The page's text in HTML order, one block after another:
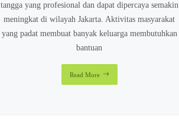
tangga yang profesional dan dapat dipercaya semakin
meningkat di wilayah Jakarta. Aktivitas masyarakat
yang padat membuat banyak keluarga membutuhkan
bantuan
Read More